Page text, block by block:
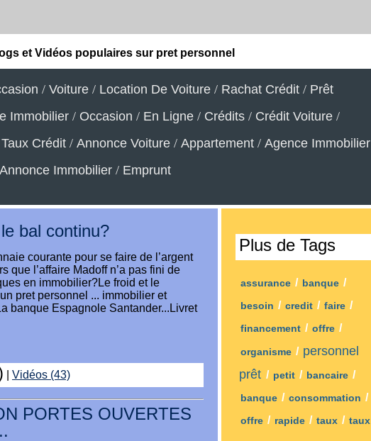
et Vidéos populaires sur pret personnel
/ Voiture / Location De Voiture / Rachat Crédit / Prêt
Immobilier / Occasion / En Ligne / Crédits / Crédit Voiture /
Taux Crédit / Annonce Voiture / Appartement / Agence Immobilier
Annonce Immobilier / Emprunt
bal continu?
courante pour se faire de l’argent
que l’affaire Madoff n’a pas fini de
en immobilier?Le froid et le
pret personnel ... immobilier et
banque Espagnole Santander...Livret
Vidéos (43)
PORTES OUVERTES
Plus de Tags
assurance / banque /
besoin / credit / faire /
financement / offre /
organisme / personnel
prêt / petit / bancaire /
banque / consommation /
offre / rapide / taux / taux